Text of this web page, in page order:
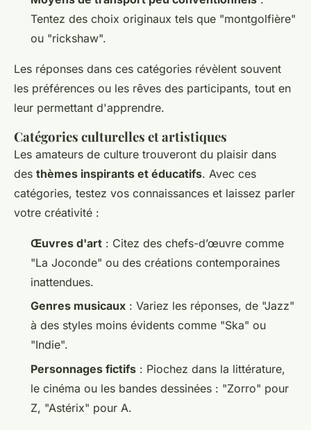
Tentez des choix originaux tels que "montgolfière"
ou "rickshaw".
Les réponses dans ces catégories révèlent souvent
les préférences ou les rêves des participants, tout en
leur permettant d'apprendre.
Catégories culturelles et artistiques
Les amateurs de culture trouveront du plaisir dans
des thèmes inspirants et éducatifs. Avec ces
catégories, testez vos connaissances et laissez parler
votre créativité :
Œuvres d'art : Citez des chefs-d’œuvre comme
"La Joconde" ou des créations contemporaines
inattendues.
Genres musicaux : Variez les réponses, de "Jazz"
à des styles moins évidents comme "Ska" ou
"Indie".
Personnages fictifs : Piochez dans la littérature,
le cinéma ou les bandes dessinées : "Zorro" pour
Z, "Astérix" pour A.